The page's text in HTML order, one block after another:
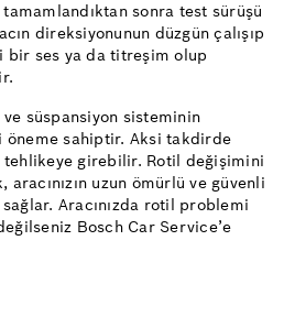
sonra test sürüşü
direksiyonunun düzgün çalışıp
bir ses ya da titreşim olup
süspansiyon sisteminin
öneme sahiptir. Aksi takdirde
tehlikeye girebilir. Rotil değişimini
uzun ömürlü ve güvenli
Aracınızda rotil problemi
Bosch Car Service’e